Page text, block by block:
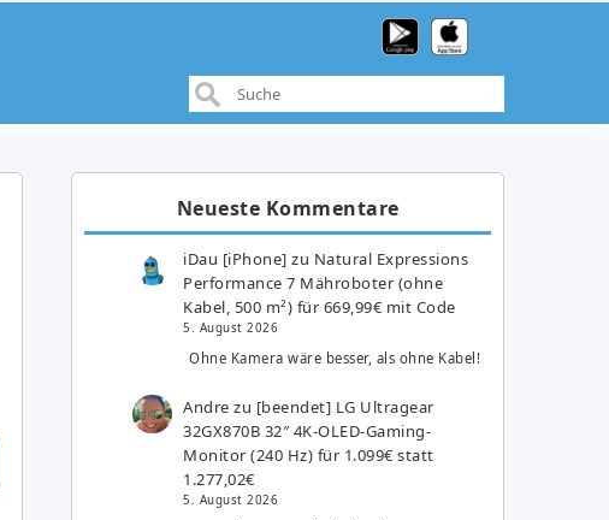
Neueste Kommentare
iDau [iPhone] zu Natural Expressions
Performance 7 Mähroboter (ohne
Kabel, 500 m²) für 669,99€ mit Code
5. August 2026
Ohne Kamera wäre besser, als ohne Kabel!
Andre zu [beendet] LG Ultragear
32GX870B 32″ 4K-OLED-Gaming-
Monitor (240 Hz) für 1.099€ statt
1.277,02€
5. August 2026